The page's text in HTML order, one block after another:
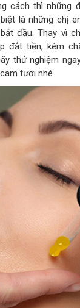
cách thì những
là những chị
đầu. Thay vì
đắt tiền, kém
thử nghiệm
tươi nhé.